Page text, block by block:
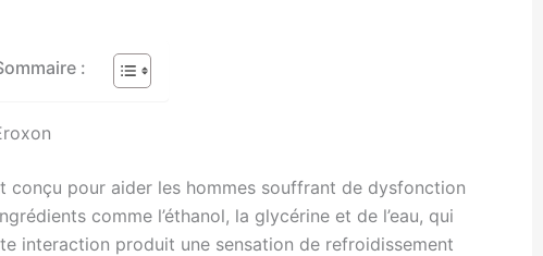
:
conçu pour aider les hommes souffrant de dysfonction
comme l’éthanol, la glycérine et de l’eau, qui
interaction produit une sensation de refroidissement